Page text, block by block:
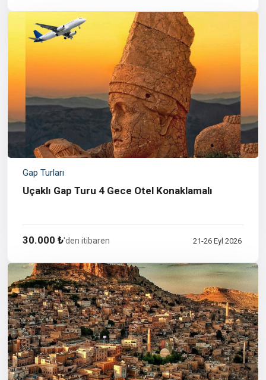
Gap Turları
Uçaklı Gap Turu 4 Gece Otel Konaklamalı
30.000 ₺'den itibaren 21-26 Eyl 2026